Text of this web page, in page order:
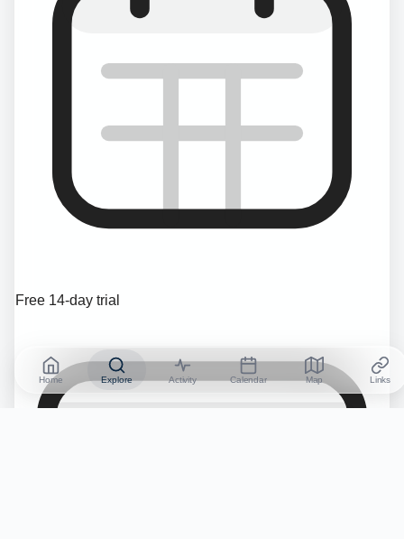
Home Explore Activity Calendar Map Links
Free 14-day trial